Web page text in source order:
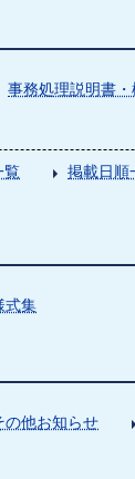
事務処理説明書
覧 掲載日順
式集
の他お知らせ